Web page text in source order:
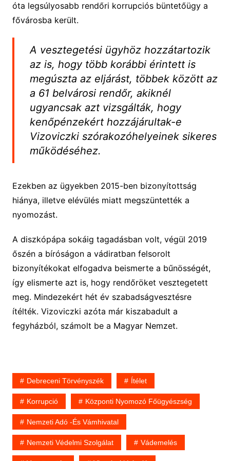
óta legsúlyosabb rendőri korrupciós büntetőügy a
fővárosba került.
A vesztegetési ügyhöz hozzátartozik
az is, hogy több korábbi érintett is
megúszta az eljárást, többek között az
a 61 belvárosi rendőr, akiknél
ugyancsak azt vizsgálták, hogy
kenőpénzekért hozzájárultak-e
Vizoviczki szórakozóhelyeinek sikeres
működéséhez.
Ezekben az ügyekben 2015-ben bizonyítottság
hiánya, illetve elévülés miatt megszüntették a
nyomozást.
A diszkópápa sokáig tagadásban volt, végül 2019
őszén a bíróságon a vádiratban felsorolt
bizonyítékokat elfogadva beismerte a bűnösségét,
így elismerte azt is, hogy rendőröket vesztegetett
meg. Mindezekért hét év szabadságvesztésre
ítélték. Vizoviczki azóta már kiszabadult a
fegyházból, számolt be a Magyar Nemzet.
Debreceni Törvényszék Ítélet
Korrupció Központi Nyomozó Főügyészség
Nemzeti Adó -és Vámhivatal
Nemzeti Védelmi Szolgálat Vádemelés